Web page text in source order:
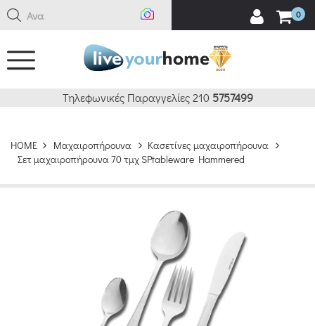
Αναζή 0
Τηλεφωνικές Παραγγελίες 210 5757499
HOME Μαχαιροπήρουνα
Κασετίνες μαχαιροπήρουνα
Σετ μαχαιροπήρουνα 70 τμχ SPtableware Hammered